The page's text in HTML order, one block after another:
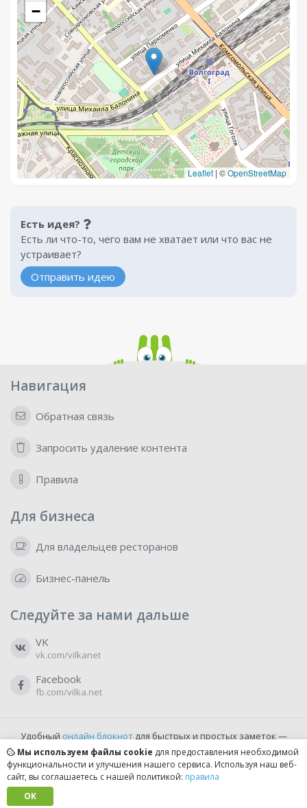
−
Leaflet| ©OpenStreetMap
Есть идея?
Есть ли что-то, чего вам не хватает или что вас не
устраивает?
Отправить идею
Навигация
Обратная связь
Запросить удаление контента
Правила
Для бизнеса
Для владельцев ресторанов
Бизнес-панель
Следуйте за нами дальше
VK
vk.com/vilkanet
Facebook
fb.com/vilka.net
Удобный онлайн блокнотдля быстрых и простых заметок —
бесплатно и доступно прямо из браузера.
Мы используем файлы cookie для предоставления необходимой
функциональности и улучшения нашего сервиса. Используя наш веб-
сайт, вы соглашаетесь с нашей политикой: правила
OK